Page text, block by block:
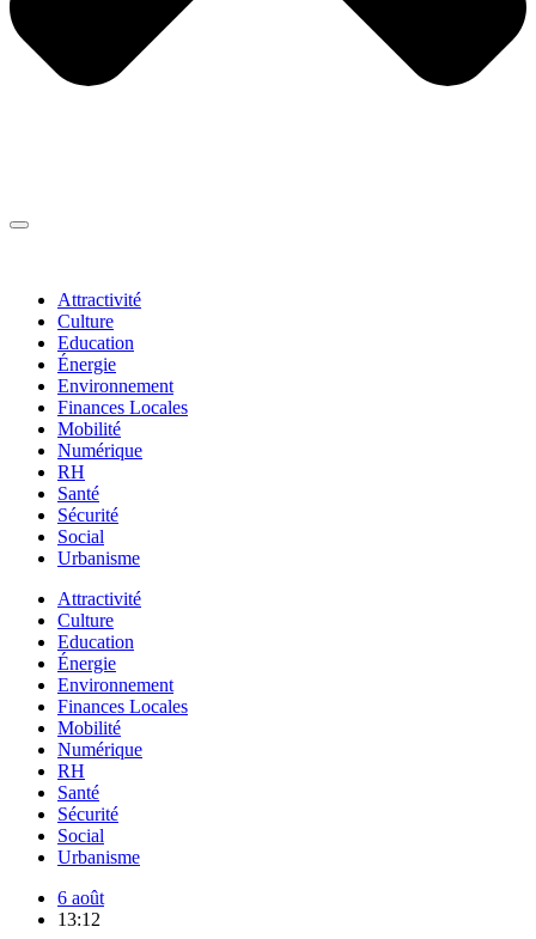
Attractivité
Culture
Education
Énergie
Environnement
Finances Locales
Mobilité
Numérique
RH
Santé
Sécurité
Social
Urbanisme
Attractivité
Culture
Education
Énergie
Environnement
Finances Locales
Mobilité
Numérique
RH
Santé
Sécurité
Social
Urbanisme
6 août
13:12